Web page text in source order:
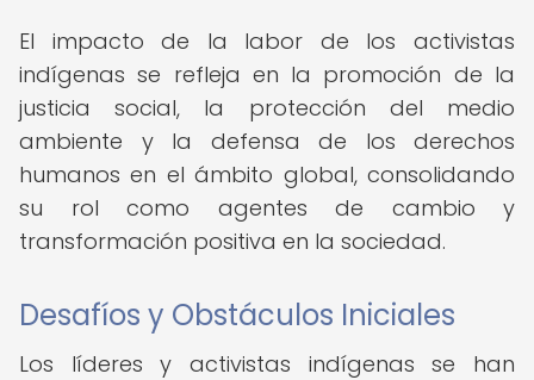
El impacto de la labor de los activistas
indígenas se refleja en la promoción de la
justicia social, la protección del medio
ambiente y la defensa de los derechos
humanos en el ámbito global, consolidando
su rol como agentes de cambio y
transformación positiva en la sociedad.
Desafíos y Obstáculos Iniciales
Los líderes y activistas indígenas se han